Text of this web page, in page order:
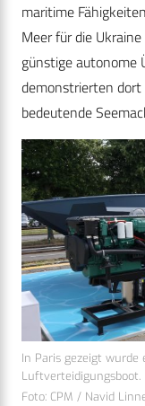
maritime
Meer für die
günstige autonome
demonstrierten
bedeutende
In Paris gezeigt
Luftverteidigungsboot.
Foto: CPM / Navid